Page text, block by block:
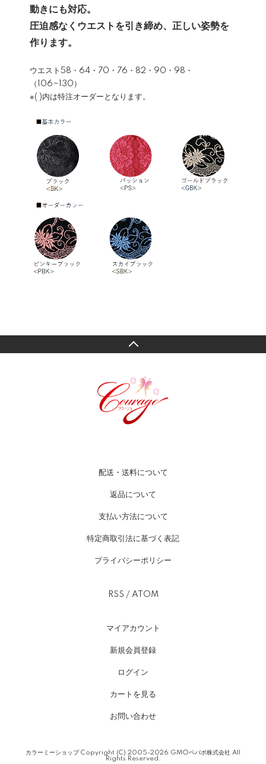
動きにも対応。
圧迫感なくウエストを引き締め、正しい姿勢を
作ります。
ウエスト58・64・70・76・82・90・98・
（106~130）
※( )内は特注オーダーとなります。
配送・送料について
返品について
支払い方法について
特定商取引法に基づく表記
プライバシーポリシー
RSS / ATOM
マイアカウント
新規会員登録
ログイン
カートを見る
お問い合わせ
カラーミーショップCopyright (C) 2005-2026 GMOペパボ株式会社 All
Rights Reserved.